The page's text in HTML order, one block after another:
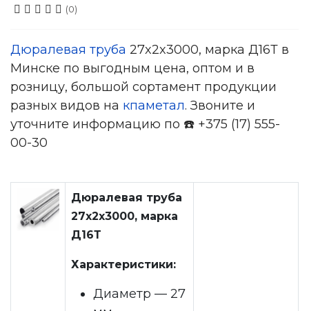
(0)
Дюралевая труба 27x2x3000, марка Д16Т в
Минске по выгодным цена, оптом и в
розницу, большой сортамент продукции
разных видов на кпаметал. Звоните и
уточните информацию по ☎️ +375 (17) 555-
00-30
Дюралевая труба
27x2x3000, марка
Д16Т
Характеристики:
Диаметр — 27